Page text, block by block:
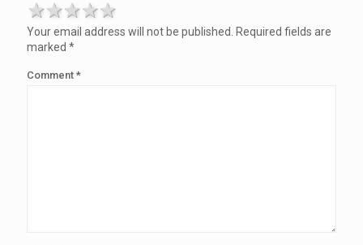
4 stars
3 stars
2 stars
1 star
Your email address will not be published.
Required fields are
marked *
Comment *